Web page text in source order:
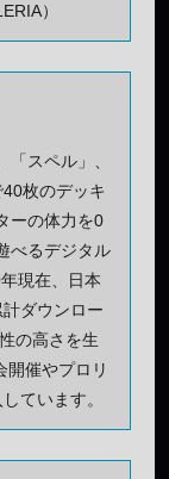
）
「スペル」、
40枚のデッキ
ーの体力を0
べるデジタル
現在、日本
ダウンロー
の高さを生
開催やプロリ
ています。